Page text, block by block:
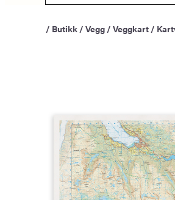
t
s
s/ Butikk /Vegg /Veggkart /